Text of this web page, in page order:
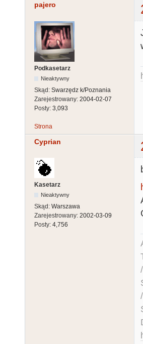
pajero
Podkasetarz
Nieaktywny
Skąd: Swarzędz k/Poznania
Zarejestrowany: 2004-02-07
Posty: 3,093
Strona
Cyprian
Kasetarz
Nieaktywny
Skąd: Warszawa
Zarejestrowany: 2002-03-09
Posty: 4,756